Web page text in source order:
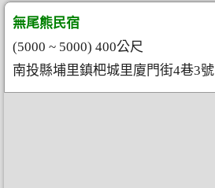
無尾熊民宿
(5000 ~ 5000) 400公尺
南投縣埔里鎮杷城里廈門街4巷3號